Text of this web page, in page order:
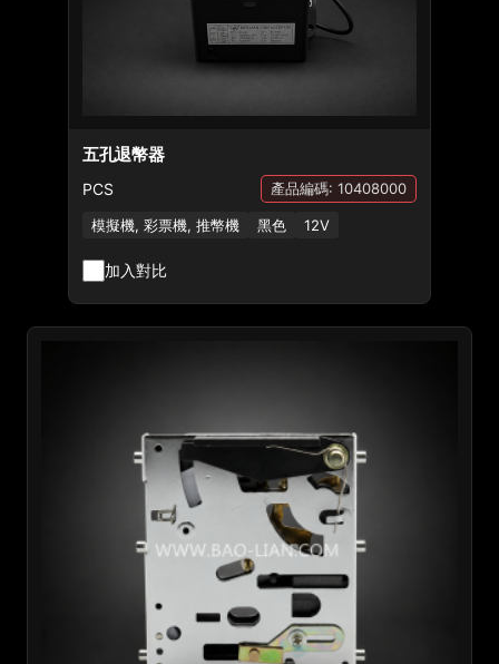
五孔退幣器
PCS 產品編碼: 10408000
模擬機, 彩票機, 推幣機 黑色 12V
加入對比